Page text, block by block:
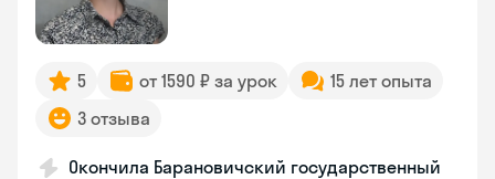
5 от 1590 ₽ за урок
15 лет опыта
3 отзыва
Окончила Барановичский государственный